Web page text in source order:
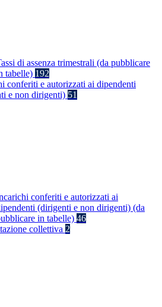
di assenza trimestrali (da pubblicare
tabelle) 192
conferiti e autorizzati ai dipendenti
e non dirigenti) 51
conferiti e autorizzati ai
(dirigenti e non dirigenti) (da
in tabelle) 46
collettiva 2